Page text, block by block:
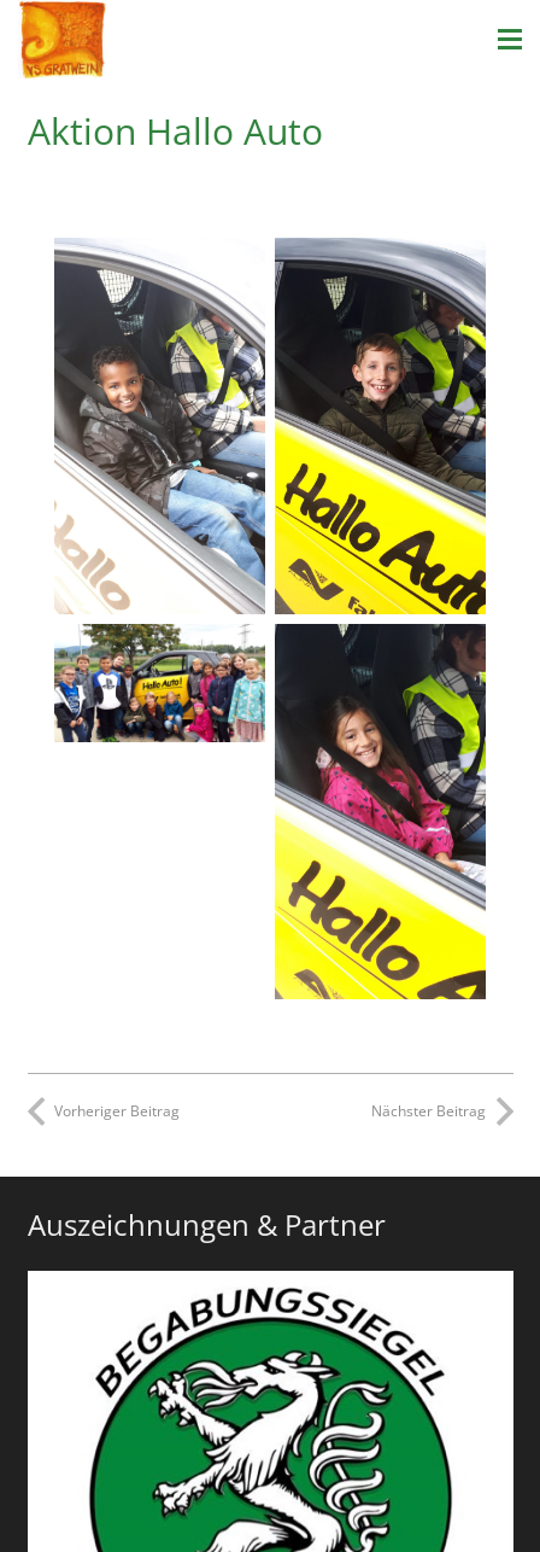
Aktion Hallo Auto
Vorheriger Beitrag Nächster Beitrag
Auszeichnungen & Partner